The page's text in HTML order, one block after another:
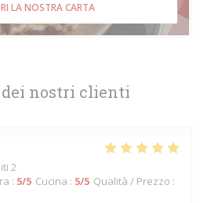
nostri clienti
2
: 5/5 Cucina : 5/5 Qualità / Prezzo :
LA NOSTRA CARTA